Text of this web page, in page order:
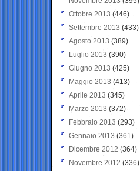
Ottobre 2013 (446)
Settembre 2013 (433)
Agosto 2013 (389)
Luglio 2013 (390)
Giugno 2013 (425)
Maggio 2013 (413)
Aprile 2013 (345)
Marzo 2013 (372)
Febbraio 2013 (293)
Gennaio 2013 (361)
Dicembre 2012 (364)
Novembre 2012 (336)